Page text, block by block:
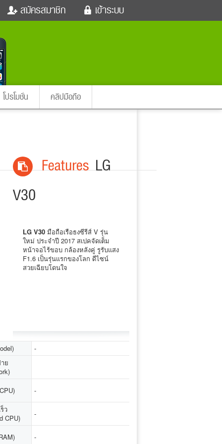
เข้าระบบ
สมัครสมาชิก
ตรวจหวย
instagram ดารา
อินสตาแกรม
Email
เข้าระบบด้วย Facebook
โปรโมชั่น คลิปมือถือ
FeaturesLG
V30
LG V30 มือถือเรือธงซีรีส์ V รุ่น
ใหม่ ประจำปี 2017 สเปคจัดเต็ม
หน้าจอไร้ขอบ กล้องหลังคู่ รูรับแสง
F1.6 เป็นรุ่นแรกของโลก ดีไซน์
สวยเฉียบโดนใจ
-
ย
-
ว
CPU)
-
-